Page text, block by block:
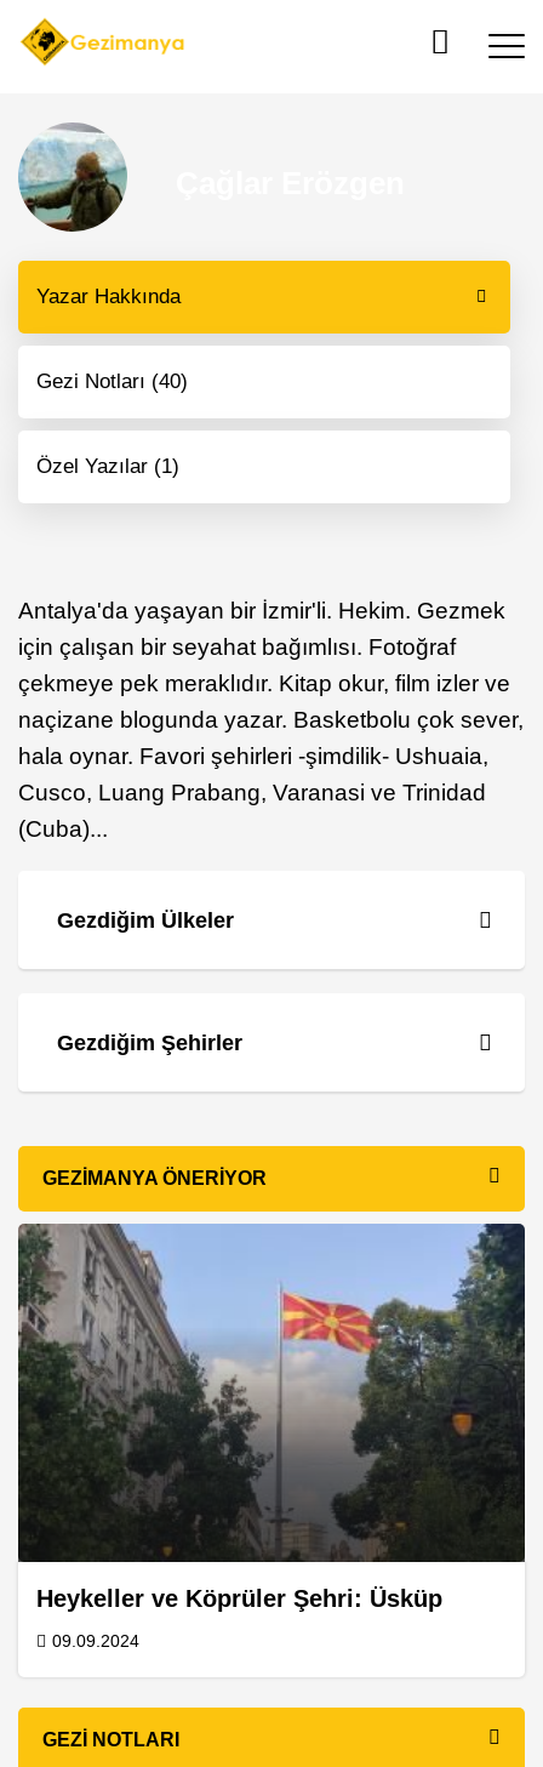
Yazar Hakkında
Gezi Notları (40)
Özel Yazılar (1)
Antalya'da yaşayan bir İzmir'li. Hekim. Gezmek
için çalışan bir seyahat bağımlısı. Fotoğraf
çekmeye pek meraklıdır. Kitap okur, film izler ve
naçizane blogunda yazar. Basketbolu çok sever,
hala oynar. Favori şehirleri -şimdilik- Ushuaia,
Cusco, Luang Prabang, Varanasi ve Trinidad
(Cuba)...
Gezdiğim Ülkeler
Gezdiğim Şehirler
GEZIMANYA ÖNERIYOR
Heykeller ve Köprüler Şehri: Üsküp
09.09.2024
GEZI NOTLARI